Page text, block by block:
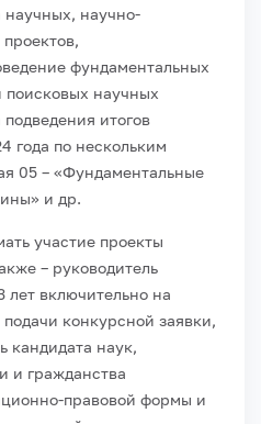
научных, научно-
фундаментальных
поисковых научных
итогов
года по нескольким
05 – «Фундаментальные
и др.
участие проекты
– руководитель
лет включительно на
конкурсной заявки,
кандидата наук,
и гражданства
правовой формы и